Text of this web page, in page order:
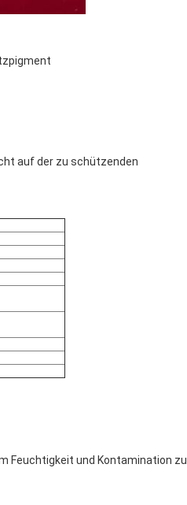
auf der zu schützenden
Feuchtigkeit und Kontamination zu